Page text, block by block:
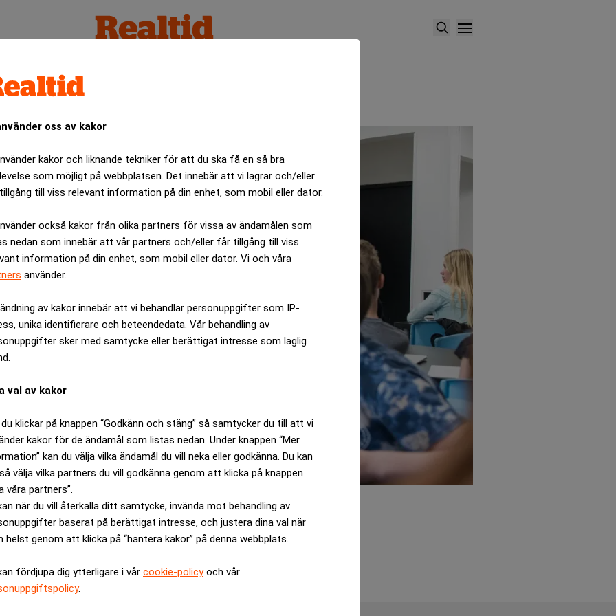
oss av kakor
kakor och liknande tekniker för att du ska få en så bra
som möjligt på webbplatsen. Det innebär att vi lagrar och/eller
till viss relevant information på din enhet, som mobil eller dator.
också kakor från olika partners för vissa av ändamålen som
nedan som innebär att vår partners och/eller får tillgång till viss
information på din enhet, som mobil eller dator. Vi och våra
använder.
av kakor innebär att vi behandlar personuppgifter som IP-
unika identifierare och beteendedata. Vår behandling av
sker med samtycke eller berättigat intresse som laglig
val av kakor
klickar på knappen “Godkänn och stäng” så samtycker du till att vi
kakor för de ändamål som listas nedan. Under knappen “Mer
kan du välja vilka ändamål du vill neka eller godkänna. Du kan
välja vilka partners du vill godkänna genom att klicka på knappen
våra partners”.
när du vill återkalla ditt samtycke, invända mot behandling av
baserat på berättigat intresse, och justera dina val när
helst genom att klicka på “hantera kakor” på denna webbplats.
fördjupa dig ytterligare i vår cookie-policyoch vår
.
avgör långt upp i vuxenlivet